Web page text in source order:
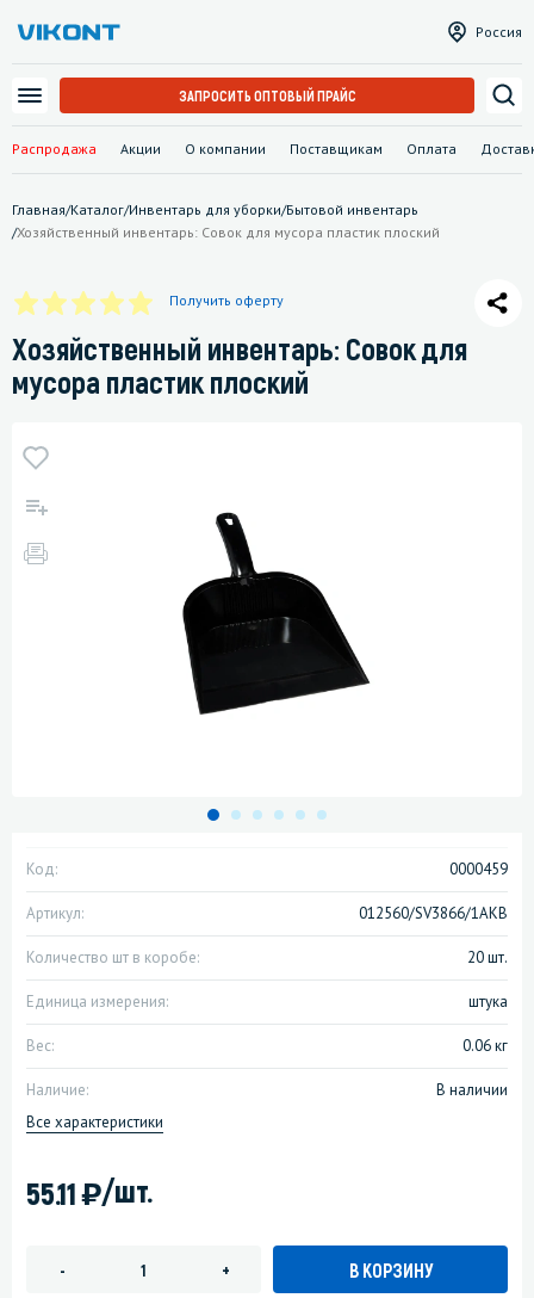
Распродажа Акции О компании Поставщикам Оплата
Россия
ЗАПРОСИТЬ ОПТОВЫЙ ПРАЙС
Главная/Каталог/Инвентарь для уборки/Бытовой инвентарь
/Хозяйственный инвентарь: Совок для мусора пластик плоский
Получить оферту
Хозяйственный инвентарь: Совок для
мусора пластик плоский
Код: 0000459
Артикул: 012560/SV3866/1АКВ
Количество шт в коробе: 20 шт.
Единица измерения: штука
Вес: 0.06 кг
Наличие:
В наличии
Все характеристики
55.11)/шт.
- + В КОРЗИНУ